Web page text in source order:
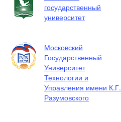
государственный
университет
Московский
Государственный
Университет
Технологии и
Управления имени К.Г.
Разумовского